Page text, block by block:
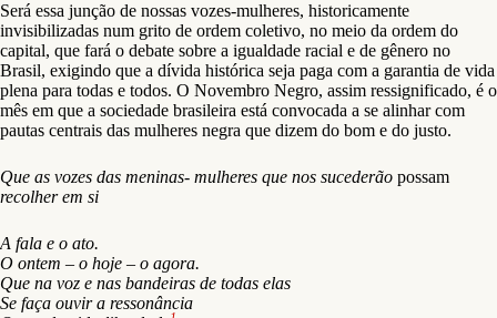
Será essa junção de nossas vozes-mulheres, historicamente
invisibilizadas num grito de ordem coletivo, no meio da ordem do
capital, que fará o debate sobre a igualdade racial e de gênero no
Brasil, exigindo que a dívida histórica seja paga com a garantia de vida
plena para todas e todos. O Novembro Negro, assim ressignificado, é o
mês em que a sociedade brasileira está convocada a se alinhar com
pautas centrais das mulheres negra que dizem do bom e do justo.
Que as vozes das meninas- mulheres que nos sucederão possam
recolher em si
A fala e o ato.
O ontem – o hoje – o agora.
Que na voz e nas bandeiras de todas elas
Se faça ouvir a ressonância